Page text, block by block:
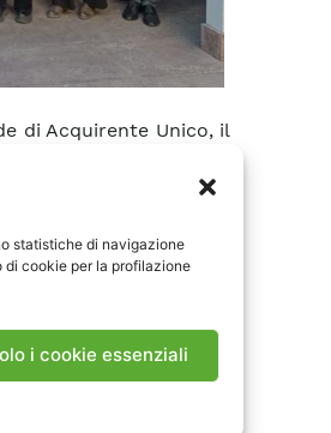
statistiche di navigazione
cookie per la profilazione
i cookie essenziali
di Acquirente Unico, il
della transizione
e si collega ad altre
settore industriale già
e il prossimo
Paesi e una rete di